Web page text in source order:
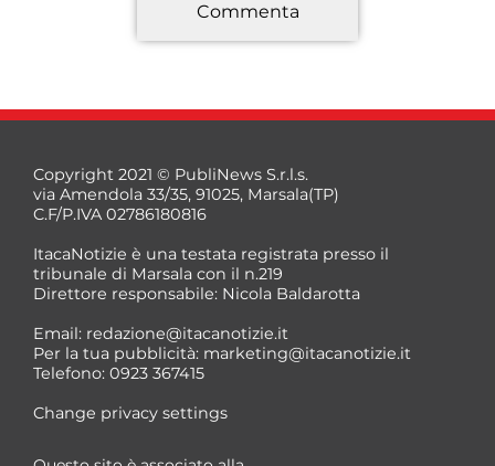
*
*
Commenta
Copyright 2021 © PubliNews S.r.l.s.
via Amendola 33/35, 91025, Marsala(TP)
C.F/P.IVA 02786180816
ItacaNotizie è una testata registrata presso il
tribunale di Marsala con il n.219
Direttore responsabile: Nicola Baldarotta
Email: redazione@itacanotizie.it
Per la tua pubblicità: marketing@itacanotizie.it
Telefono: 0923 367415
Change privacy settings